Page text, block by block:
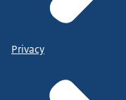
Privacy